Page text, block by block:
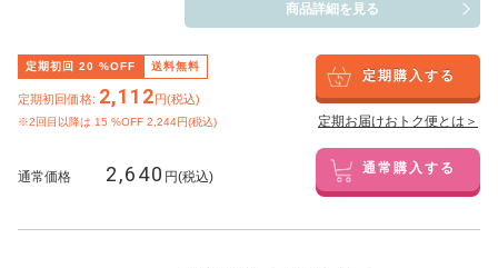
商品詳細を見る
定期初回 20 %OFF 送料無料
定期初回価格: 2,112円(税込)
※2回目以降は 15 %OFF 2,244円(税込)
定期購入する
定期お届けおトク便とは＞
通常価格 2,640 円(税込) 通常購入する